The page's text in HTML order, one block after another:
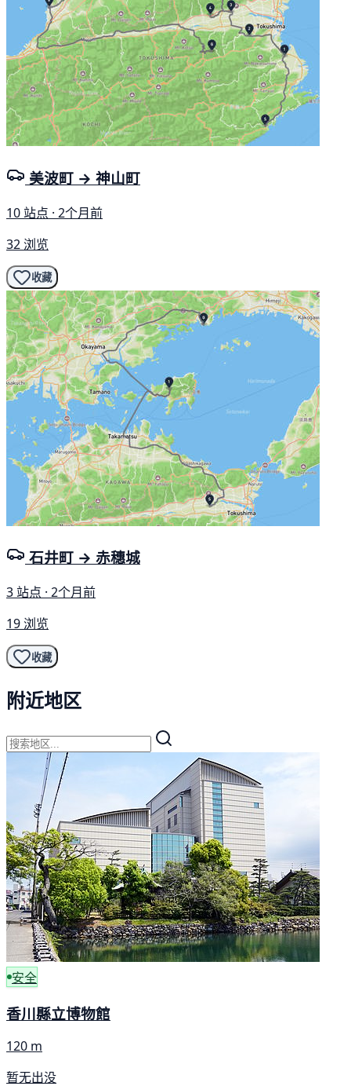
美波町 → 神山町
10 站点 · 2个月前
32 浏览
收藏
石井町 → 赤穗城
3 站点 · 2个月前
19 浏览
收藏
附近地区
安全
香川縣立博物館
120 m
暂无出没